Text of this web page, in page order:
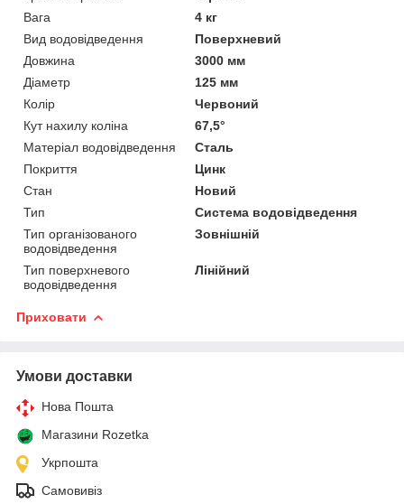
Вага
4 кг
Вид водовідведення
Поверхневий
Довжина
3000 мм
Діаметр
125 мм
Колір
Червоний
Кут нахилу коліна
67,5°
Матеріал водовідведення
Сталь
Покриття
Цинк
Стан
Новий
Тип
Система водовідведення
Тип організованого
водовідведення
Зовнішній
Тип поверхневого
водовідведення
Лінійний
Приховати
Умови доставки
Нова Пошта
Магазини Rozetka
Укрпошта
Самовивіз